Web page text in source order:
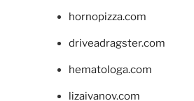
hornopizza.com
driveadragster.com
hematologa.com
lizaivanov.com